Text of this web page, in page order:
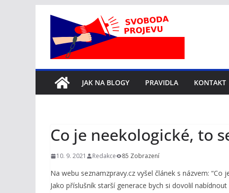
obsah
JAK NA BLOGY PRAVIDLA KONTAKT
Co je neekologické, to
10. 9. 2021 Redakce 85 Zobrazení
Na webu seznamzpravy.cz vyšel článek s názvem:
Jako příslušník starší generace bych si dovolil